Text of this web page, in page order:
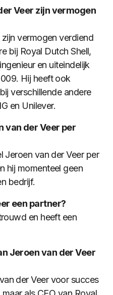
Veer zijn vermogen
vermogen verdiend
bij Royal Dutch Shell,
en uiteindelijk
Hij heeft ook
verschillende andere
en Unilever.
van der Veer per
Jeroen van der Veer per
hij momenteel geen
bedrijf.
een partner?
en heeft een
Jeroen van der Veer
der Veer voor succes